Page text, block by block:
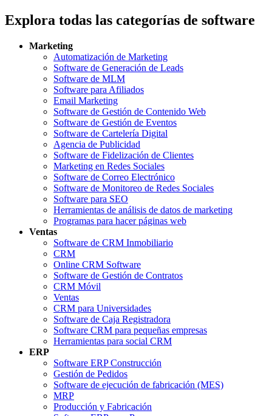
Explora todas las categorías de software
Marketing
Automatización de Marketing
Software de Generación de Leads
Software de MLM
Software para Afiliados
Email Marketing
Software de Gestión de Contenido Web
Software de Gestión de Eventos
Software de Cartelería Digital
Agencia de Publicidad
Software de Fidelización de Clientes
Marketing en Redes Sociales
Software de Correo Electrónico
Software de Monitoreo de Redes Sociales
Software para SEO
Herramientas de análisis de datos de marketing
Programas para hacer páginas web
Ventas
Software de CRM Inmobiliario
CRM
Online CRM Software
Software de Gestión de Contratos
CRM Móvil
Ventas
CRM para Universidades
Software de Caja Registradora
Software CRM para pequeñas empresas
Herramientas para social CRM
ERP
Software ERP Construcción
Gestión de Pedidos
Software de ejecución de fabricación (MES)
MRP
Producción y Fabricación